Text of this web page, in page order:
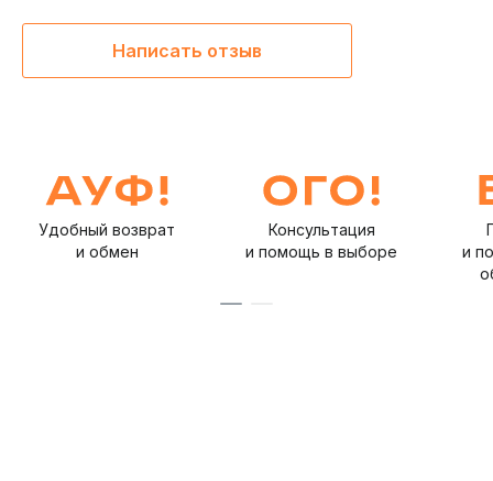
Написать отзыв
Удобный возврат
и обмен
Консультация
и помощь в выборе
и